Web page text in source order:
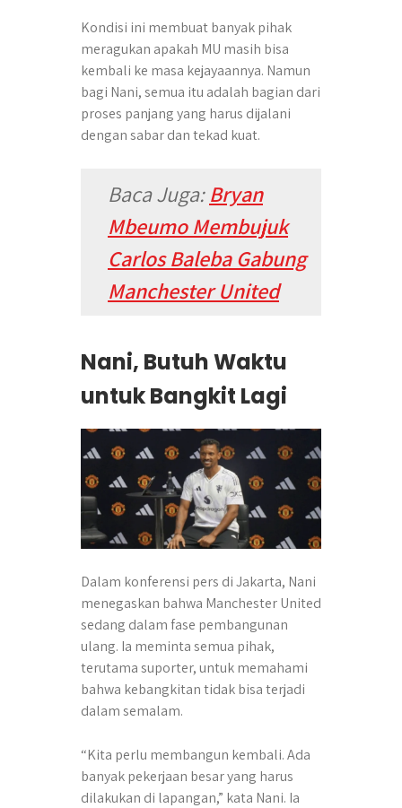
Kondisi ini membuat banyak pihak
meragukan apakah MU masih bisa
kembali ke masa kejayaannya. Namun
bagi Nani, semua itu adalah bagian dari
proses panjang yang harus dijalani
dengan sabar dan tekad kuat.
Baca Juga:Bryan
Mbeumo Membujuk
Carlos Baleba Gabung
Manchester United
Nani, Butuh Waktu
untuk Bangkit Lagi
Dalam konferensi pers di Jakarta, Nani
menegaskan bahwa Manchester United
sedang dalam fase pembangunan
ulang. Ia meminta semua pihak,
terutama suporter, untuk memahami
bahwa kebangkitan tidak bisa terjadi
dalam semalam.
“Kita perlu membangun kembali. Ada
banyak pekerjaan besar yang harus
dilakukan di lapangan,” kata Nani. Ia